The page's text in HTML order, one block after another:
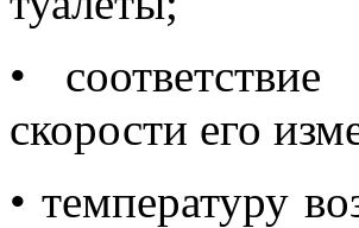
•
скорости его
• температуру